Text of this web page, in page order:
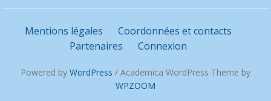
Mentions légales
Coordonnées et contacts
Partenaires
Connexion
Powered by WordPress / Academica WordPress Theme by
WPZOOM